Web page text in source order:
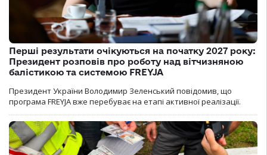
Перші результати очікуються на початку 2027 року:
Президент розповів про роботу над вітчизняною
балістикою та системою FREYJA
Президент України Володимир Зеленський повідомив, що
програма FREYJA вже перебуває на етапі активної реалізації.